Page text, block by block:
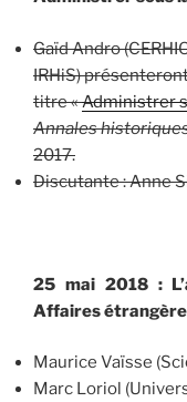
Gaïd Andro
IRHiS)
titre «Administrer
Annales
2017.
Discutante : Anne
25 mai 2018 :
Affaires
Maurice Vaïsse
Marc Loriol